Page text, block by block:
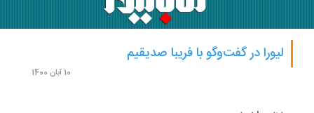
لیورا در گفت‌وگو با فریبا صدیقیم